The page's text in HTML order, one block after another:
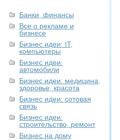
Банки, финансы
Все о рекламе и
бизнесе
Бизнес идеи: IT,
компьютеры
Бизнес идеи:
автомобили
Бизнес идеи: медицина,
здоровье, красота
Бизнес идеи: сотовая
связь
Бизнес идеи:
строительство, ремонт
Бизнес на дому